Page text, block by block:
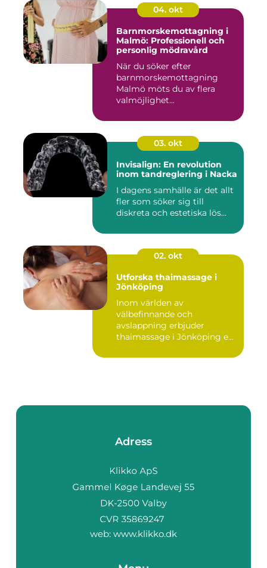
04. okt
Barnmorskemottagning i
Malmö: Professionell och
personlig mödravård
När du söker efter
barnmorskemottagning
Malmö möts du av flera
valmöjlighet...
03. okt
Invisalign: En revolution
inom tandreglering i Nacka
I dagens samhälle är det allt
fler som söker sig till
diskreta och estetiska lös...
02. okt
Utforska thaimassage i
Jönköping
Inom världen av
välbefinnande och
avslappning erbjuder
thaimassage i Jönköping e...
Adress
web: www.klikko.dk